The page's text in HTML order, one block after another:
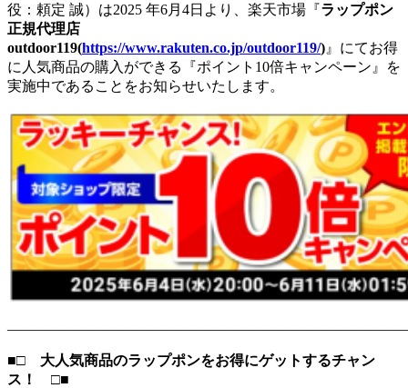
役：頼定 誠）は2025 年6月4日より、楽天市場『ラップポン
正規代理店
outdoor119(https://www.rakuten.co.jp/outdoor119/) 』にてお得
に人気商品の購入ができる『ポイント10倍キャンペーン』を
実施中であることをお知らせいたします。
■□ 大人気商品のラップポンをお得にゲットするチャン
ス！ □■